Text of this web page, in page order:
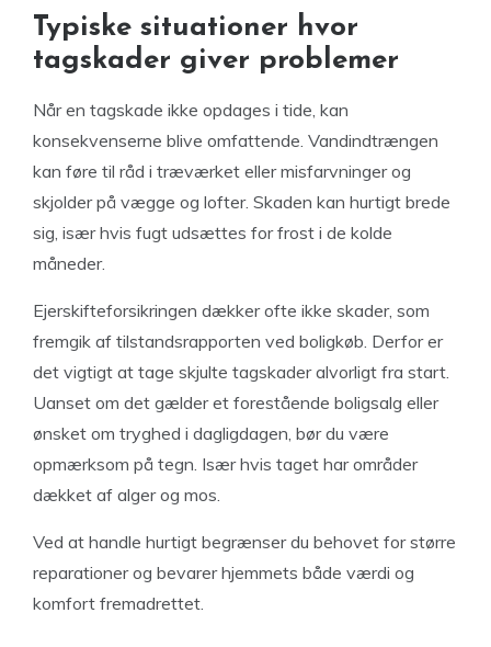
Typiske situationer hvor
tagskader giver problemer
Når en tagskade ikke opdages i tide, kan
konsekvenserne blive omfattende. Vandindtrængen
kan føre til råd i træværket eller misfarvninger og
skjolder på vægge og lofter. Skaden kan hurtigt brede
sig, især hvis fugt udsættes for frost i de kolde
måneder.
Ejerskifteforsikringen dækker ofte ikke skader, som
fremgik af tilstandsrapporten ved boligkøb. Derfor er
det vigtigt at tage skjulte tagskader alvorligt fra start.
Uanset om det gælder et forestående boligsalg eller
ønsket om tryghed i dagligdagen, bør du være
opmærksom på tegn. Især hvis taget har områder
dækket af alger og mos.
Ved at handle hurtigt begrænser du behovet for større
reparationer og bevarer hjemmets både værdi og
komfort fremadrettet.